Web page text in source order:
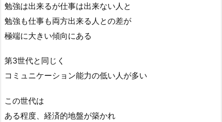
勉強は出来るが仕事は出来ない人と
勉強も仕事も両方出来る人との差が
極端に大きい傾向にある
第3世代と同じく
コミュニケーション能力の低い人が多い
この世代は
ある程度、経済的地盤が築かれ